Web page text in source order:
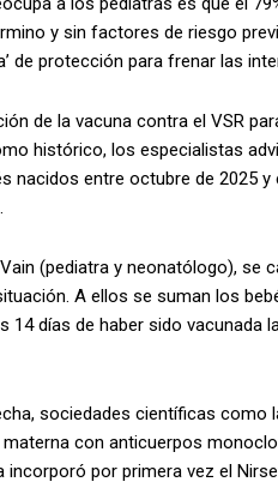
y sin factores de riesgo
de protección para frenar las
de la vacuna contra el VSR
histórico, los especialistas
nacidos entre octubre de 2025
(pediatra y neonatólogo), se
A ellos se suman los
14 días de haber sido vacunada
sociedades científicas como
con anticuerpos
incorporó por primera vez el